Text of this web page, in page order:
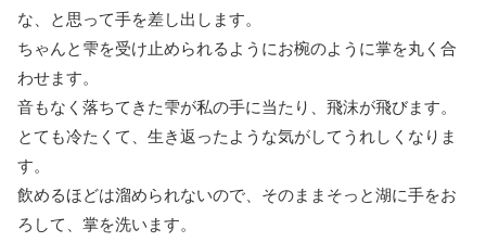
な、と思って手を差し出します。
ちゃんと雫を受け止められるようにお椀のように掌を丸く合
わせます。
音もなく落ちてきた雫が私の手に当たり、飛沫が飛びます。
とても冷たくて、生き返ったような気がしてうれしくなりま
す。
飲めるほどは溜められないので、そのままそっと湖に手をお
ろして、掌を洗います。